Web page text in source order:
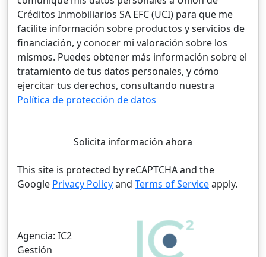
Créditos Inmobiliarios SA EFC (UCI) para que me
facilite información sobre productos y servicios de
financiación, y conocer mi valoración sobre los
mismos. Puedes obtener más información sobre el
tratamiento de tus datos personales, y cómo
ejercitar tus derechos, consultando nuestra
Política de protección de datos
Solicita información ahora
This site is protected by reCAPTCHA and the
Google Privacy Policyand Terms of Serviceapply.
Agencia: IC2
Gestión